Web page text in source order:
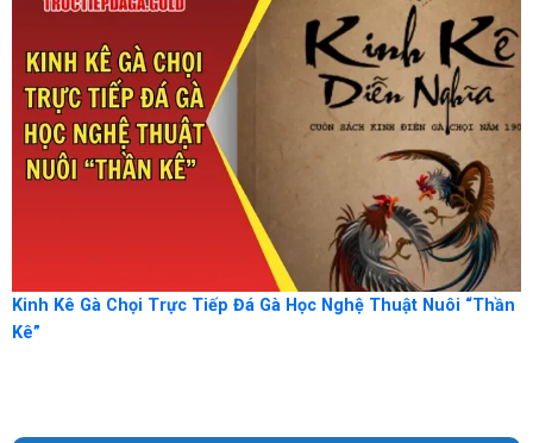
Kinh Kê Gà Chọi Trực Tiếp Đá Gà Học Nghệ Thuật Nuôi “Thần
Kê”